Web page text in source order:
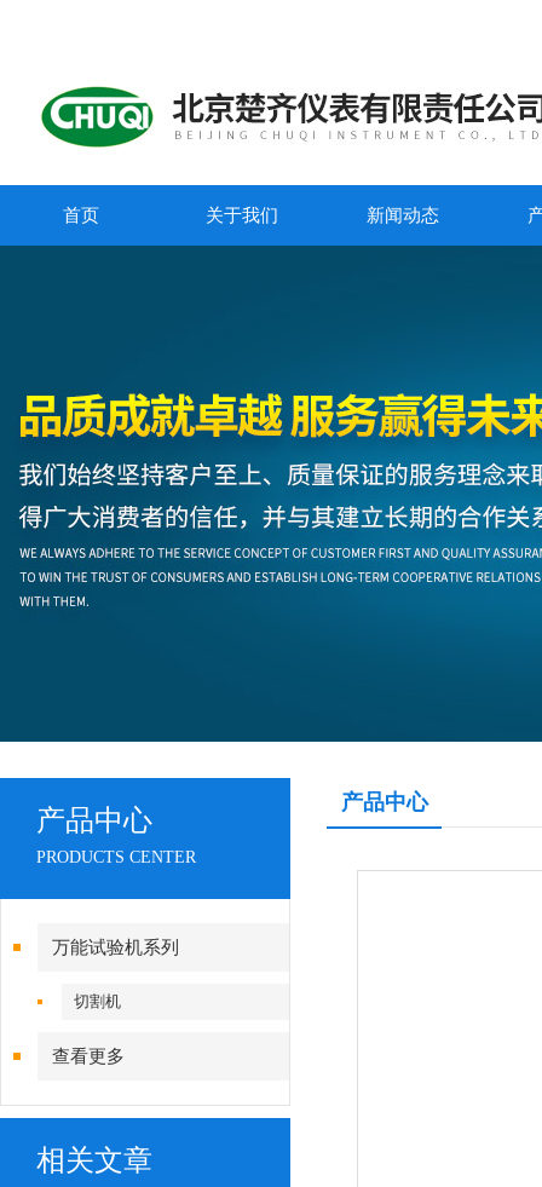
首页 关于我们 新闻动态
产品中心
PRODUCTS CENTER
万能试验机系列
切割机
查看更多
相关文章
产品中心